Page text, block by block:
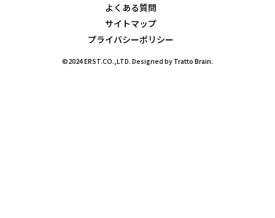
よくある質問
サイトマップ
プライバシーポリシー
©2024 ERST.CO.,LTD. Designed by Tratto Brain.